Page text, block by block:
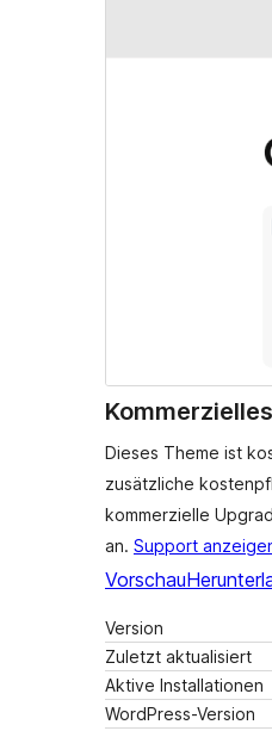
Dieses Theme ist
zusätzliche
kommerzielle
an. Support
Vorschau
Version
Zuletzt aktualisiert
Aktive Installationen
WordPress-Version